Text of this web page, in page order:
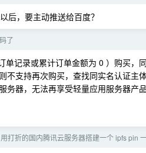
后，要主动推送给百度？
了
单记录或累计订单金额为 0 ）购买，
不支持再次购买，查找同实名认证主
器，无法再享受轻量应用服务器产品
打折的国内腾讯云服务器搭建一个 ipfs pin